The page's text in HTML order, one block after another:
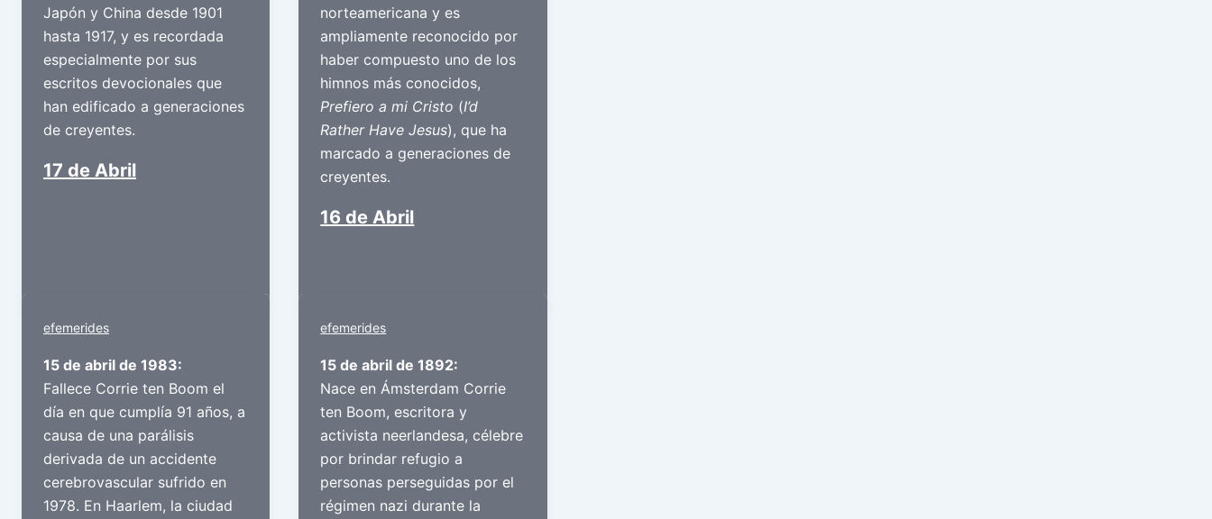
Japón y China desde 1901
hasta 1917, y es recordada
especialmente por sus
escritos devocionales que
han edificado a generaciones
de creyentes.
17 de Abril
norteamericana y es
ampliamente reconocido por
haber compuesto uno de los
himnos más conocidos,
Prefiero a mi Cristo (I’d
Rather Have Jesus), que ha
marcado a generaciones de
creyentes.
16 de Abril
efemerides
15 de abril de 1983:
Fallece Corrie ten Boom el
día en que cumplía 91 años, a
causa de una parálisis
derivada de un accidente
cerebrovascular sufrido en
1978. En Haarlem, la ciudad
efemerides
15 de abril de 1892:
Nace en Ámsterdam Corrie
ten Boom, escritora y
activista neerlandesa, célebre
por brindar refugio a
personas perseguidas por el
régimen nazi durante la